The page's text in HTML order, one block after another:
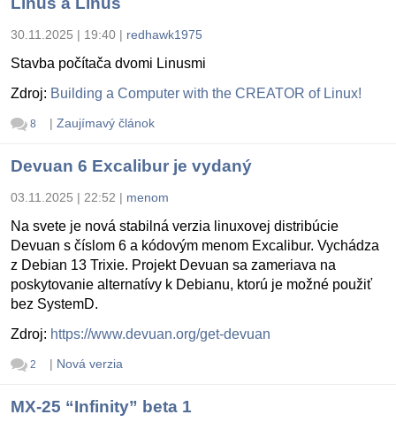
30.11.2025 | 19:40 | redhawk1975
Stavba počítača dvomi Linusmi
Zdroj: Building a Computer with the CREATOR of Linux!
8 | Zaujímavý článok
Devuan 6 Excalibur je vydaný
03.11.2025 | 22:52 | menom
Na svete je nová stabilná verzia linuxovej distribúcie
Devuan s číslom 6 a kódovým menom Excalibur. Vychádza
z Debian 13 Trixie. Projekt Devuan sa zameriava na
poskytovanie alternatívy k Debianu, ktorú je možné použiť
bez SystemD.
Zdroj: https://www.devuan.org/get-devuan
2 | Nová verzia
MX-25 “Infinity” beta 1